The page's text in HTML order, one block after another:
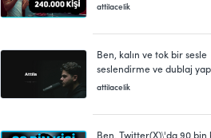
attilacelik
Ben, kalın ve tok bir sesle
seslendirme ve dublaj
attilacelik
Ben, Twitter(X)\'da 90 bin